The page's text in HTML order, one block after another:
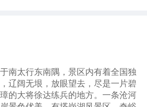
南太行东南隅，景区内有着全国独
辽阔无垠，放眼望去，尽是一片碧
的大将徐达练兵的地方。一条沧河